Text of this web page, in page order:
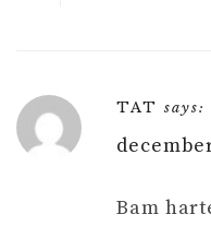
TAT says:
Bam